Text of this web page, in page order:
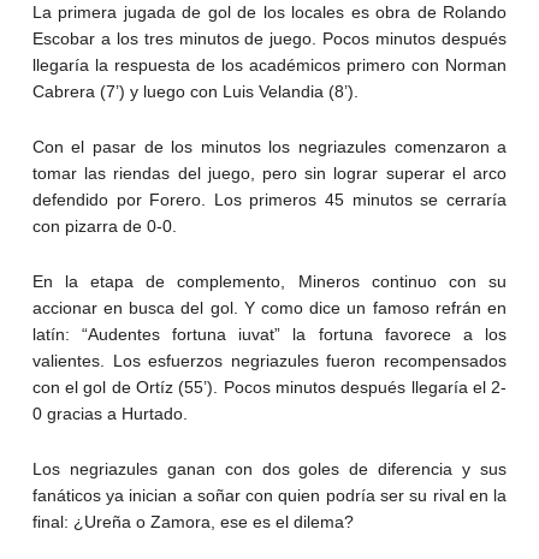
La primera jugada de gol de los locales es obra de Rolando
Escobar a los tres minutos de juego. Pocos minutos después
llegaría la respuesta de los académicos primero con Norman
Cabrera (7’) y luego con Luis Velandia (8’).
Con el pasar de los minutos los negriazules comenzaron a
tomar las riendas del juego, pero sin lograr superar el arco
defendido por Forero. Los primeros 45 minutos se cerraría
con pizarra de 0-0.
En la etapa de complemento, Mineros continuo con su
accionar en busca del gol. Y como dice un famoso refrán en
latín: “Audentes fortuna iuvat” la fortuna favorece a los
valientes. Los esfuerzos negriazules fueron recompensados
con el gol de Ortíz (55’). Pocos minutos después llegaría el 2-
0 gracias a Hurtado.
Los negriazules ganan con dos goles de diferencia y sus
fanáticos ya inician a soñar con quien podría ser su rival en la
final: ¿Ureña o Zamora, ese es el dilema?